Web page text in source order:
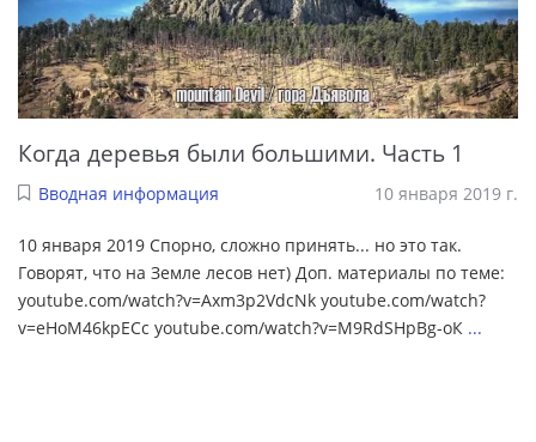
Когда деревья были большими. Часть 1
Вводная информация 10 января 2019 г.
10 января 2019 Спорно, сложно принять... но это так.
Говорят, что на Земле лесов нет) Доп. материалы по теме:
youtube.com/watch?v=Axm3p2VdcNk youtube.com/watch?
v=eHoM46kpECc youtube.com/watch?v=M9RdSHpBg-oК ...